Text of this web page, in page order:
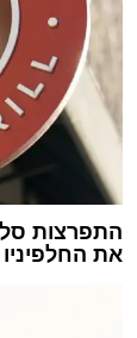
התפרצות
את